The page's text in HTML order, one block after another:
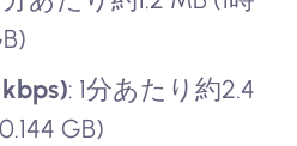
: 1分あたり約2.4
GB)